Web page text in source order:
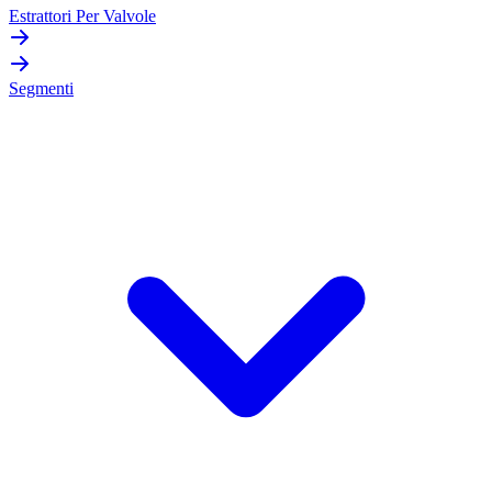
Estrattori Per Valvole
Segmenti